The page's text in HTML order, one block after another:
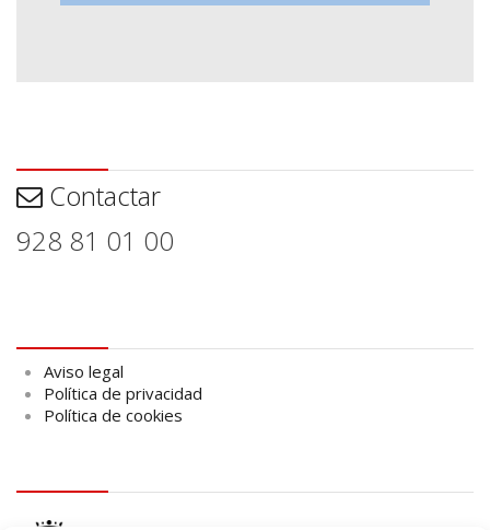
Contactar
928 81 01 00
Aviso legal
Política de privacidad
Política de cookies